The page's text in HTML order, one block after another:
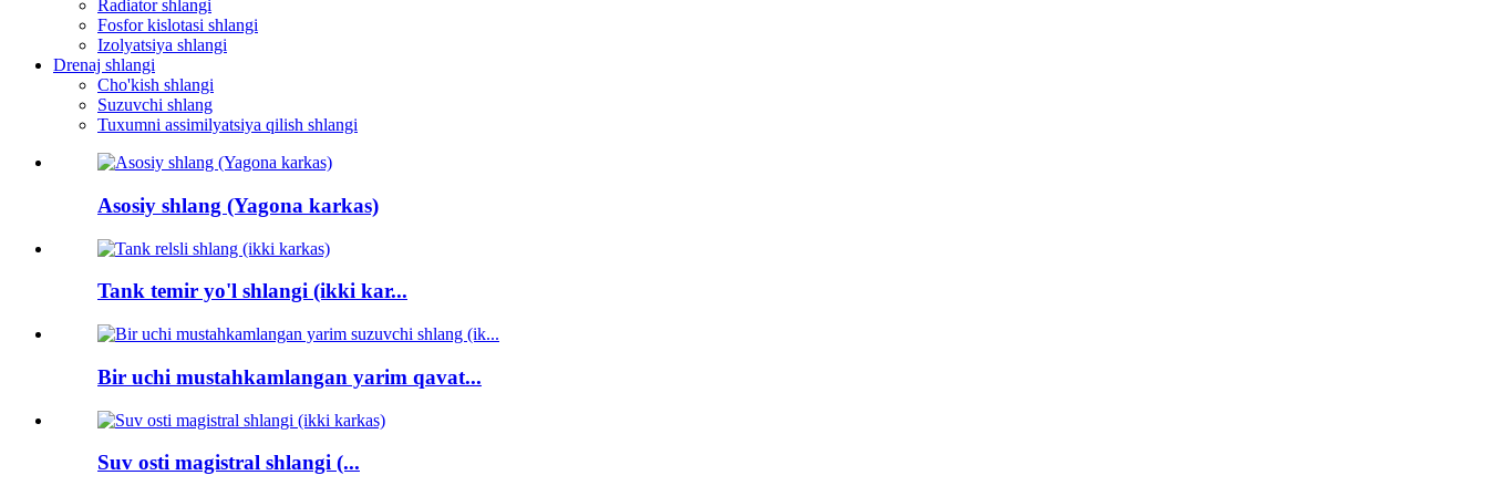
Radiator shlangi
Fosfor kislotasi shlangi
Izolyatsiya shlangi
Drenaj shlangi
Cho'kish shlangi
Suzuvchi shlang
Tuxumni assimilyatsiya qilish shlangi
Asosiy shlang (Yagona karkas)
Tank temir yo'l shlangi (ikki kar...
Bir uchi mustahkamlangan yarim qavat...
Suv osti magistral shlangi (...